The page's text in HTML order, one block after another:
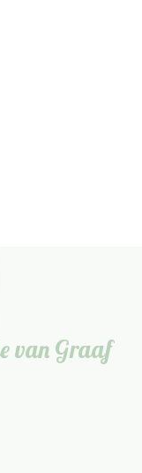
van Graaf